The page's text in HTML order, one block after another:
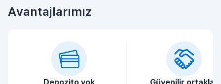
Avantajlarımız
Depozito yok Güvenilir ortaklar